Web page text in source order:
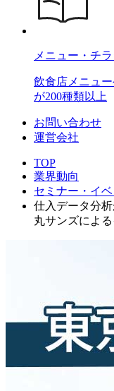
メニュー・チ
飲食店メニュ
が200種類以上
お問い合わせ
運営会社
TOP
業界動向
セミナー・イ
仕入データ分
丸サンズによ